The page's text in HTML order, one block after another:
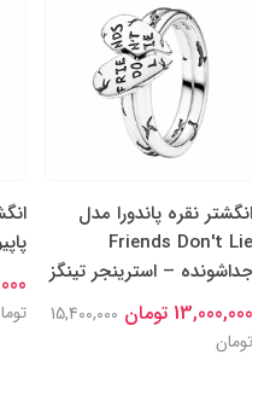
انگشتر نقره پاندورا مدل
Friends Don't Lie
جداشونده – استرینجر تینگز
13,000,000 تومان
15,400,000
تومان